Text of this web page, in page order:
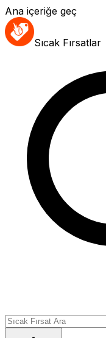
Ana içeriğe geç
Sıcak Fırsatlar